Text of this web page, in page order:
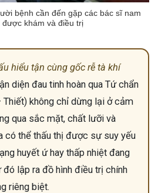
bệnh cần đến gặp các bác sĩ nam
được khám và điều trị
hiểu tận cùng gốc rễ tà khí
diện đau tinh hoàn qua Tứ chẩn
không chỉ dừng lại ở cảm
qua sắc mặt, chất lưỡi và
có thể thấu thị được sự suy yếu
huyết ứ hay thấp nhiệt đang
lập ra đồ hình điều trị chính
riêng biệt.